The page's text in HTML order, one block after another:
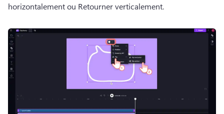
horizontalement ou Retourner verticalement.